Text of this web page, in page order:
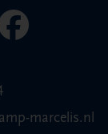
marcelis.nl